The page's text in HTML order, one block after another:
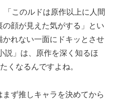
このルドは原作以上に人間
顔が見えた気がする」とい
れない一面にドキッとさせ
説」は、原作を深く知るほ
くなるんですよね。
ず推しキャラを決めてから